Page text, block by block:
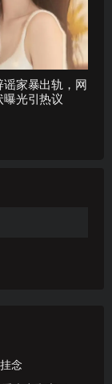
谣家暴出轨，网
曝光引热议
念